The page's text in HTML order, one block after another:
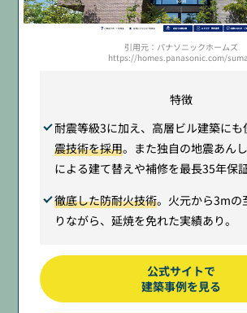
引用元：パナソニックホームズ
https://homes.panasonic.com/
特徴
耐震等級3に加え、高層ビル建築にも
震技術を採用。また独自の地震あん
による建て替えや補修を最長35年保
徹底した防耐火技術。火元から3mの
りながら、延焼を免れた実績あり。
公式サイトで
建築事例を見る